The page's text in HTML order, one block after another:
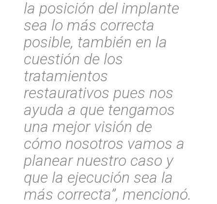
la posición del implante
sea lo más correcta
posible, también en la
cuestión de los
tratamientos
restaurativos pues nos
ayuda a que tengamos
una mejor visión de
cómo nosotros vamos a
planear nuestro caso y
que la ejecución sea la
más correcta”, mencionó.